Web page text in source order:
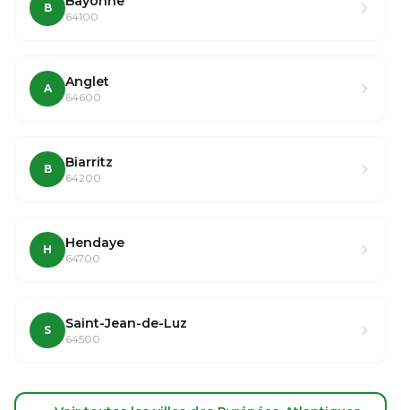
B
64100
A Anglet
64600
B Biarritz
64200
H Hendaye
64700
S Saint-Jean-de-Luz
64500